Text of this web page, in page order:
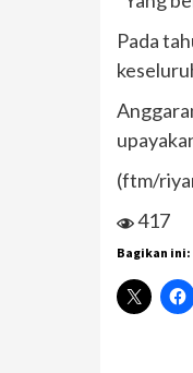
Pada
(ftm/
417
Bagikan ini: